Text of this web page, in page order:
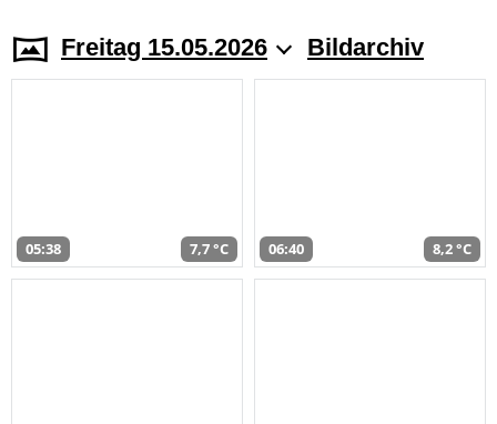
Freitag 15.05.2026 Bildarchiv
05:38 7,7 °C 06:40 8,2 °C